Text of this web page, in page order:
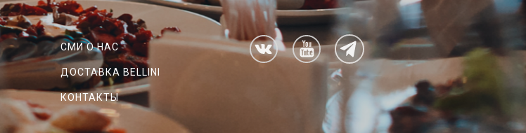
СМИ О НАС
ДОСТАВКА BELLINI
КОНТАКТЫ